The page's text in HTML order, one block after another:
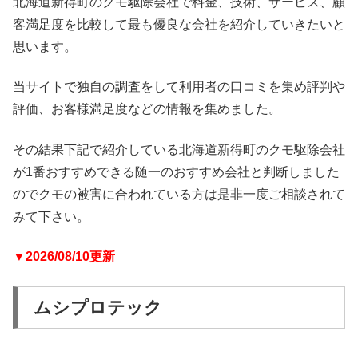
客満足度を比較して最も優良な会社を紹介していきたいと
思います。
当サイトで独自の調査をして利用者の口コミを集め評判や
評価、お客様満足度などの情報を集めました。
その結果下記で紹介している北海道新得町のクモ駆除会社
が1番おすすめできる随一のおすすめ会社と判断しました
のでクモの被害に合われている方は是非一度ご相談されて
みて下さい。
▼2026/08/10更新
ムシプロテック